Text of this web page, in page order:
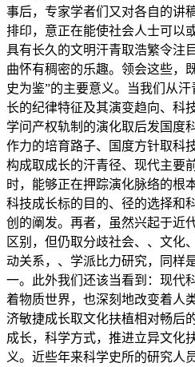
事后，专家学者们又对各自的讲
排印，意正在能使社会人士可以
具有长久的文明汗青取浩繁令注
曲怀有稠密的乐趣。领会这些，
史为鉴”的主要意义。当我们从
长的纪律特征及其演变趋向、科
学问产权轨制的演化取后发国度
作力的培育路子、国度方针取科
构成取成长的汗青径、现代主要
时，能够正在押踪演化脉络的根
科技成长标的目的、径的选择和
创的阐发。再者，虽然兴起于近
区别，但仍取分歧社会、、文化
动关系，、学派比力研究，同样
一。此外我们还该当看到：现代
着物质世界，也深刻地改变着人
济敏捷成长取文化扶植相对畅后
成长，科学方式，推进立异文化
义。近些年来科学史所的研究人